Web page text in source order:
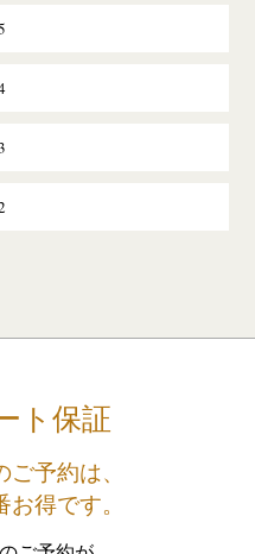
ト保証
予約は、
得です。